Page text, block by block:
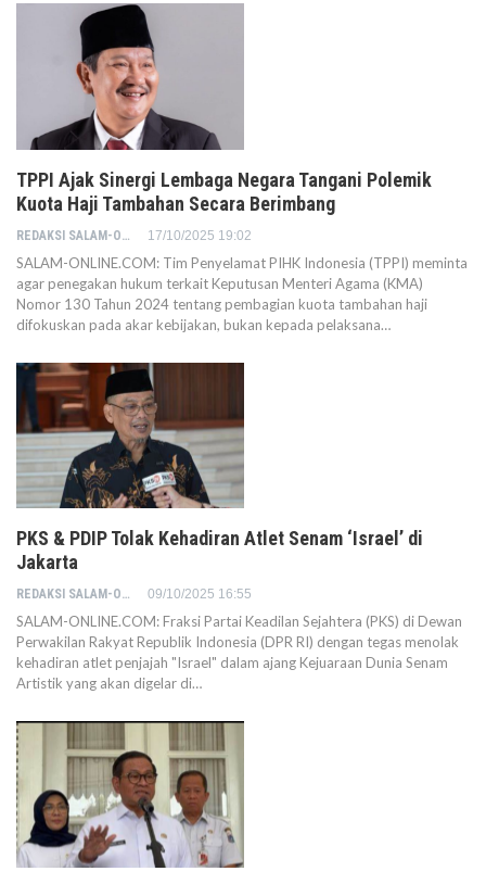
TPPI Ajak Sinergi Lembaga Negara Tangani Polemik
Kuota Haji Tambahan Secara Berimbang
REDAKSI SALAM-ONLINE 17/10/2025 19:02
SALAM-ONLINE.COM: Tim Penyelamat PIHK Indonesia (TPPI) meminta
agar penegakan hukum terkait Keputusan Menteri Agama (KMA)
Nomor 130 Tahun 2024 tentang pembagian kuota tambahan haji
difokuskan pada akar kebijakan, bukan kepada pelaksana…
PKS & PDIP Tolak Kehadiran Atlet Senam ‘Israel’ di
Jakarta
REDAKSI SALAM-ONLINE 09/10/2025 16:55
SALAM-ONLINE.COM: Fraksi Partai Keadilan Sejahtera (PKS) di Dewan
Perwakilan Rakyat Republik Indonesia (DPR RI) dengan tegas menolak
kehadiran atlet penjajah "Israel" dalam ajang Kejuaraan Dunia Senam
Artistik yang akan digelar di…